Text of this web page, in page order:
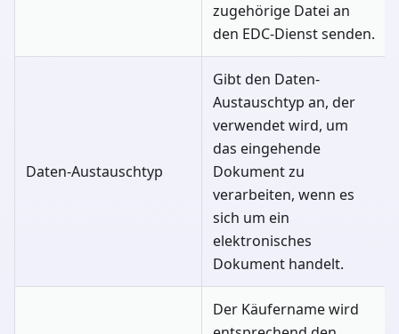
zugehörige Datei an
den EDC-Dienst senden.
Daten-Austauschtyp
Gibt den Daten-
Austauschtyp an, der
verwendet wird, um
das eingehende
Dokument zu
verarbeiten, wenn es
sich um ein
elektronisches
Dokument handelt.
Der Käufername wird